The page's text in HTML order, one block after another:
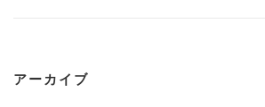
アーカイブ